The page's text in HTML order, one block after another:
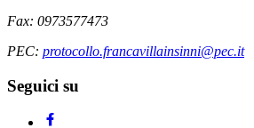
Fax: 0973577473
PEC: protocollo.francavillainsinni@pec.it
Seguici su